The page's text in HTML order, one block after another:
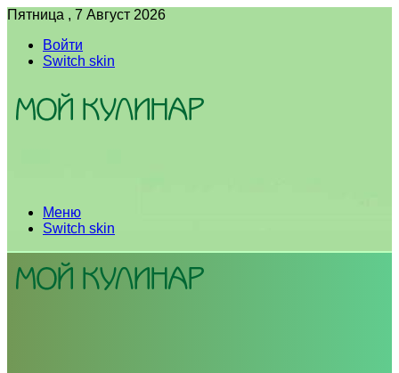
Пятница , 7 Август 2026
Войти
Switch skin
Меню
Switch skin